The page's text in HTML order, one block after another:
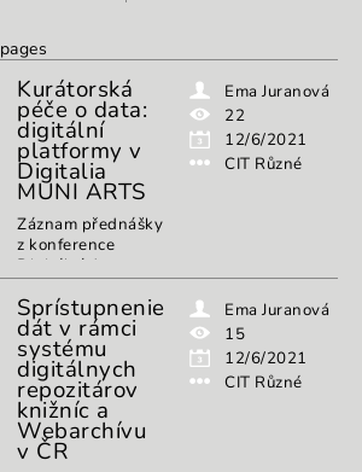
pages
Kurátorská
péče o data:
digitální
platformy v
Digitalia
MUNI ARTS
Záznam přednášky
z konference
Digitální data
perspektivou
humanitního
vědce:
https://muni.cz/go/konference2021
Ema Juranová
22
12/6/2021
CIT Různé
Sprístupnenie
dát v rámci
systému
digitálnych
repozitárov
knižníc a
Webarchívu
v ČR
Ema Juranová
15
12/6/2021
CIT Různé